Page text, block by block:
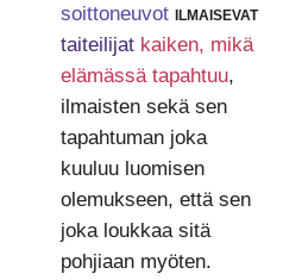
soittoneuvot ilmaisevat
taiteilijat kaiken, mikä
elämässä tapahtuu,
ilmaisten sekä sen
tapahtuman joka
kuuluu luomisen
olemukseen, että sen
joka loukkaa sitä
pohjiaan myöten.